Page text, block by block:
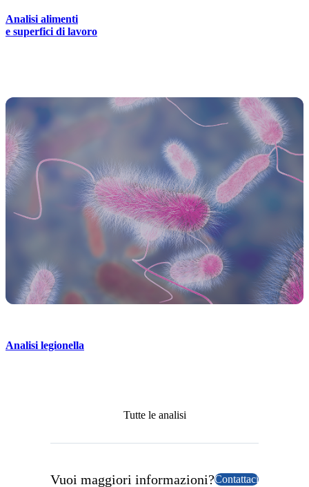
Analisi alimenti
e superfici di lavoro
Analisi legionella
Tutte le analisi
Vuoi maggiori informazioni?Contattaci